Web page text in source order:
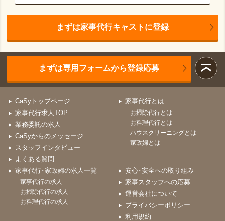
まずは家事代行キャストに登録
まずは専用フォームから登録応募
CaSyトップページ
家事代行求人TOP
業務委託の求人
CaSyからのメッセージ
スタッフインタビュー
よくある質問
家事代行とは
お掃除代行とは
お料理代行とは
ハウスクリーニングとは
家政婦とは
家事代行･家政婦の求人一覧
家事代行の求人
お掃除代行の求人
お料理代行の求人
安心･安全への取り組み
家事スタッフへの応募
運営会社について
プライバシーポリシー
利用規約